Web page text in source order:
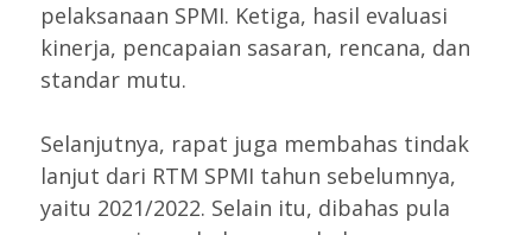
pelaksanaan SPMI. Ketiga, hasil evaluasi
kinerja, pencapaian sasaran, rencana, dan
standar mutu.
Selanjutnya, rapat juga membahas tindak
lanjut dari RTM SPMI tahun sebelumnya,
yaitu 2021/2022. Selain itu, dibahas pula